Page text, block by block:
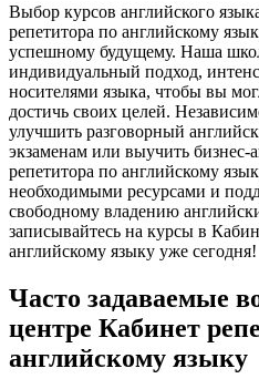
Выбор курсов английского
репетитора по английскому
успешному будущему. Наша
индивидуальный подход,
носителями языка, чтобы вы
достичь своих целей.
улучшить разговорный
экзаменам или выучить бизнес-
репетитора по английскому
необходимыми ресурсами и
свободному владению
записывайтесь на курсы в
английскому языку уже сегодня!
Часто задаваемые
центре Кабинет
английскому языку